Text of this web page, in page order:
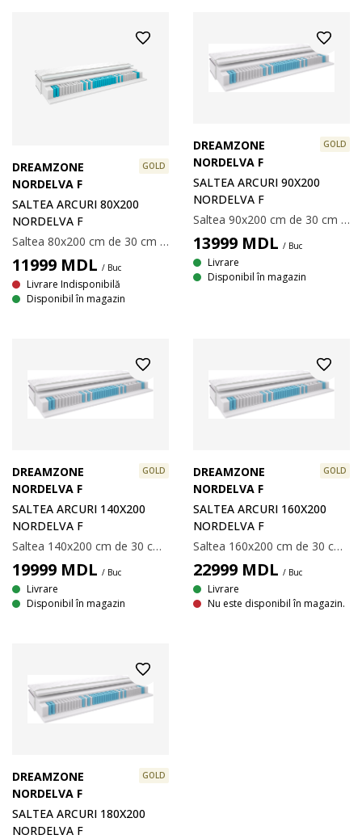
DREAMZONE
NORDELVA F
GOLD
SALTEA ARCURI 80X200
NORDELVA F
Saltea 80x200 cm de 30 cm grosime, cu 500 de arcuri multi-pocket/m², împărțită în 7 zone de confort care oferă suport unic și corect din punct de vedere ergonomic. Căptușită cu spumă poliuretanică. Husă cu matlasare groasă cu spumă cu memorie, care înlătură tensiunea musculară și gel răcoritor. Spuma cu memorie se mulează perfect pe conturul corpului. Husa conține fibre TENCEL™ Lyocell care oferă o senzație naturală uscată prin controlul umidității.
11999 MDL / Buc
Livrare Indisponibilă
Disponibil în magazin
DREAMZONE
NORDELVA F
GOLD
SALTEA ARCURI 90X200
NORDELVA F
Saltea 90x200 cm de 30 cm grosime, cu 500 de arcuri multi-pocket/m², împărțită în 7 zone de confort care oferă suport unic și corect din punct de vedere ergonomic. Căptușită cu spumă poliuretanică. Husă cu matlasare groasă cu spumă cu memorie, care înlătură tensiunea musculară și gel răcoritor. Spuma cu memorie se mulează perfect pe conturul corpului. Husa conține fibre TENCEL™ Lyocell care oferă o senzație naturală uscată prin controlul umidității.
13999 MDL / Buc
Livrare
Disponibil în magazin
DREAMZONE
NORDELVA F
GOLD
SALTEA ARCURI 140X200
NORDELVA F
Saltea 140x200 cm de 30 cm grosime, cu 500 de arcuri multi-pocket/m², împărțită în 7 zone de confort care oferă suport unic și corect din punct de vedere ergonomic. Căptușită cu spumă poliuretanică. Husă cu matlasare groasă cu spumă cu memorie, care înlătură tensiunea musculară și gel răcoritor. Spuma cu memorie se mulează perfect pe conturul corpului. Husa conține fibre TENCEL™ Lyocell care oferă o senzație naturală uscată prin controlul umidității.
19999 MDL / Buc
Livrare
Disponibil în magazin
DREAMZONE
NORDELVA F
GOLD
SALTEA ARCURI 160X200
NORDELVA F
Saltea 160x200 cm de 30 cm grosime, cu 500 de arcuri multi-pocket/m², împărțită în 7 zone de confort care oferă suport unic și corect din punct de vedere ergonomic. Căptușită cu spumă poliuretanică. Husă cu matlasare groasă cu spumă cu memorie, care înlătură tensiunea musculară și gel răcoritor. Spuma cu memorie se mulează perfect pe conturul corpului. Husa conține fibre TENCEL™ Lyocell care oferă o senzație naturală uscată prin controlul umidității.
22999 MDL / Buc
Livrare
Nu este disponibil în magazin.
DREAMZONE
NORDELVA F
GOLD
SALTEA ARCURI 180X200
NORDELVA F